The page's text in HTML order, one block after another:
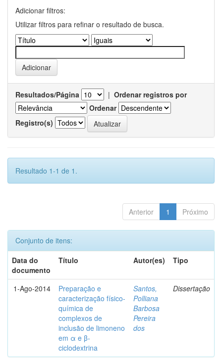
Adicionar filtros:
Utilizar filtros para refinar o resultado de busca.
Resultados/Página | Ordenar registros por
Ordenar
Registro(s)
Resultado 1-1 de 1.
Anterior 1 Próximo
Conjunto de itens:
Data do
documento
Título Autor(es) Tipo
1-Ago-2014
Preparação e
caracterização físico-
química de
complexos de
inclusão de limoneno
em α e β-
ciclodextrina
Santos,
Polliana
Barbosa
Pereira
dos
Dissertação